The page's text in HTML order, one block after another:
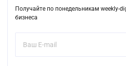
Получайте по понедельникам weekly-
бизнеса